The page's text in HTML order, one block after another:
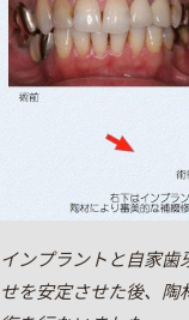
インプラントと自家
せを安定させた後、